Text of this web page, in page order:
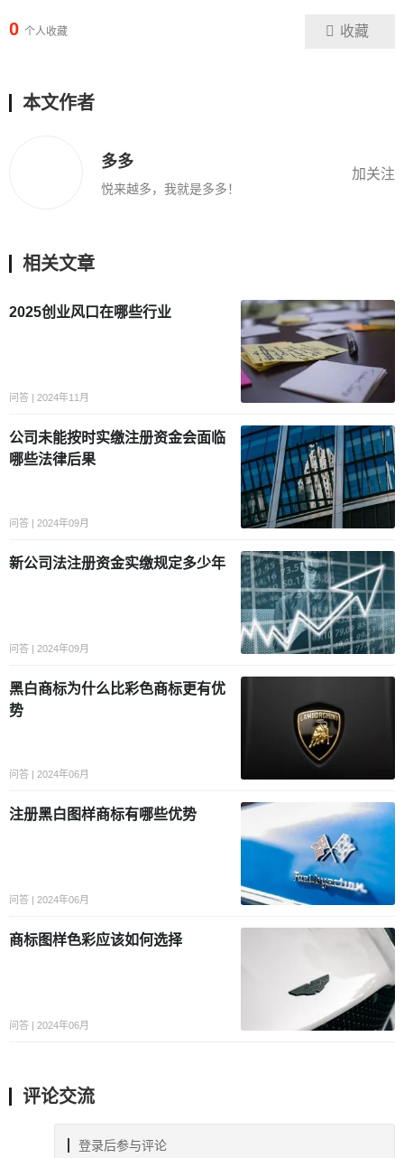
0 个人收藏 收藏
本文作者
多多
悦来越多，我就是多多！
加关注
相关文章
2025创业风口在哪些行业
问答 | 2024年11月
公司未能按时实缴注册资金会面临
哪些法律后果
问答 | 2024年09月
新公司法注册资金实缴规定多少年
问答 | 2024年09月
黑白商标为什么比彩色商标更有优
势
问答 | 2024年06月
注册黑白图样商标有哪些优势
问答 | 2024年06月
商标图样色彩应该如何选择
问答 | 2024年06月
评论交流
登录后参与评论